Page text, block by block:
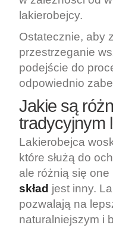
lakierobejcy.
Ostatecznie, aby
przestrzeganie
podejście do
odpowiednio
Jakie są
tradycyjnym
Lakierobejca
które służą do
ale różnią się
skład jest inny.
pozwalają na
naturalniejszym i